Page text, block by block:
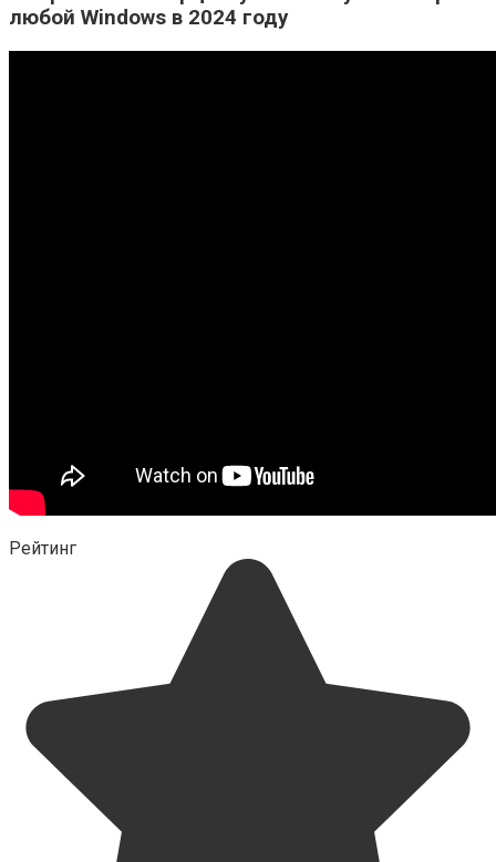
любой Windows в 2024 году
Рейтинг